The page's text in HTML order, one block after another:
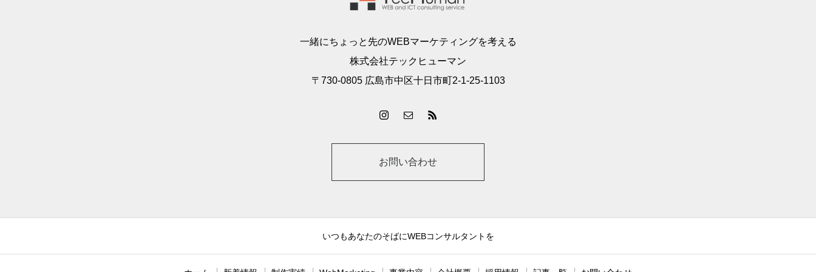
一緒にちょっと先のWEBマーケティングを考える
株式会社テックヒューマン
〒730-0805 広島市中区十日市町2-1-25-1103
お問い合わせ
いつもあなたのそばにWEBコンサルタントを